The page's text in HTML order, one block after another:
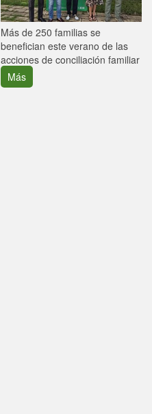
Más de 250 familias se
benefician este verano de las
acciones de conciliación familiar
Más